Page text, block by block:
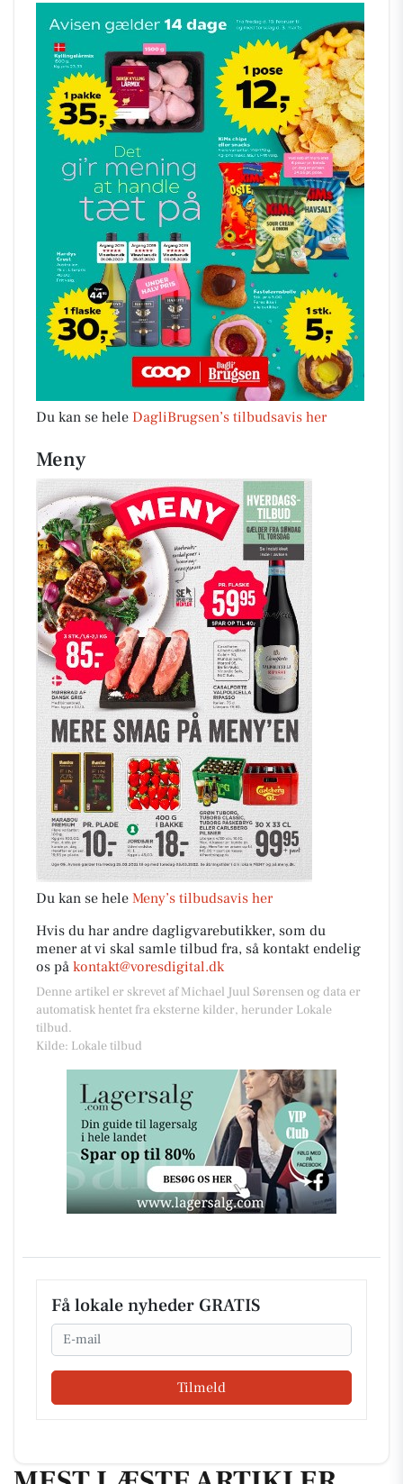
Du kan se hele DagliBrugsen’s tilbudsavis her
Meny
Du kan se hele Meny’s tilbudsavis her
Hvis du har andre dagligvarebutikker, som du
mener at vi skal samle tilbud fra, så kontakt endelig
os på kontakt@voresdigital.dk
Denne artikel er skrevet af Michael Juul Sørensen og data er
automatisk hentet fra eksterne kilder, herunder Lokale
tilbud.
Kilde: Lokale tilbud
Få lokale nyheder GRATIS
Email
Tilmeld